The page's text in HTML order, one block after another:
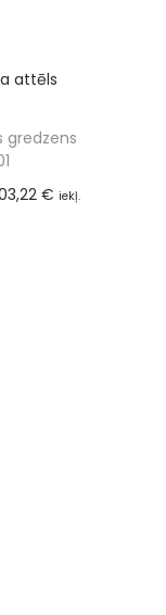
gredzens
€ iekļ.